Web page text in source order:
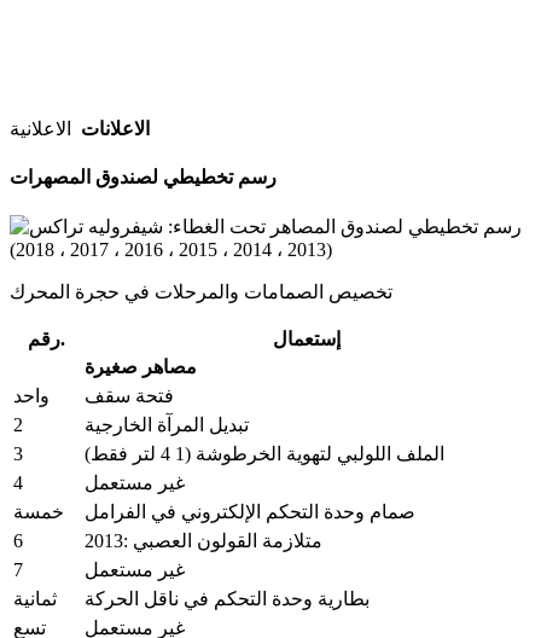
الاعلانات الاعلانية
رسم تخطيطي لصندوق المصهرات
تخصيص الصمامات والمرحلات في حجرة المحرك
رقم.
إستعمال
مصاهر صغيرة
واحد
فتحة سقف
2
تبديل المرآة الخارجية
3
الملف اللولبي لتهوية الخرطوشة (1 4 لتر فقط)
4
غير مستعمل
خمسة
صمام وحدة التحكم الإلكتروني في الفرامل
6
2013: متلازمة القولون العصبي
7
غير مستعمل
ثمانية
بطارية وحدة التحكم في ناقل الحركة
تسع
غير مستعمل